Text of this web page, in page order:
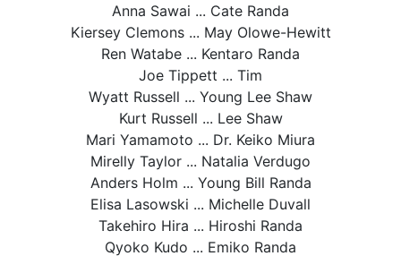
Anna Sawai ... Cate Randa
Kiersey Clemons ... May Olowe-Hewitt
Ren Watabe ... Kentaro Randa
Joe Tippett ... Tim
Wyatt Russell ... Young Lee Shaw
Kurt Russell ... Lee Shaw
Mari Yamamoto ... Dr. Keiko Miura
Mirelly Taylor ... Natalia Verdugo
Anders Holm ... Young Bill Randa
Elisa Lasowski ... Michelle Duvall
Takehiro Hira ... Hiroshi Randa
Qyoko Kudo ... Emiko Randa